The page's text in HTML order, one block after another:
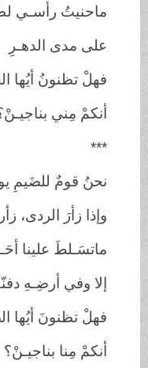
ماحنيتُ رأسـي
على مدى الدهـرِ
فهلْ تظنونُ أيُها
أنكمْ مِني بناجيـنْ؟
***
نحنُ قومٌ للضَيمِ
وإذا زأرَ الردى،
ماتسَـلطَ علينا أحَـدٌ
إلا وفي أرضِـهِ دفنّـاهْ
فهلْ تظنونَ أيُها
أنكمْ مِنا بناجيـنْ؟